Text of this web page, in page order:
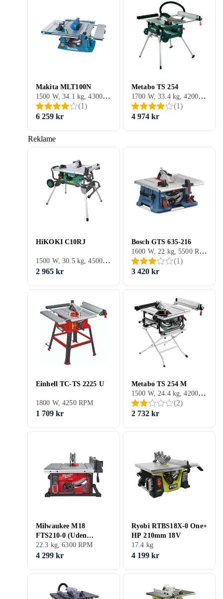
Reklame
Makita MLT100N
1500 W, 34.1 kg, 4300 RPM
(1)
6 259 kr
Metabo TS 254
1700 W, 33.4 kg, 4200 RPM
(1)
4 974 kr
HiKOKI C10RJ
1500 W, 30.5 kg, 4500 RPM
2 965 kr
Bosch GTS 635-216
1600 W, 22 kg, 5500 RPM
(1)
3 420 kr
Einhell TC-TS 2225 U
1800 W, 4250 RPM
1 709 kr
Metabo TS 254 M
1500 W, 24.4 kg, 4200 RPM
(2)
2 732 kr
Milwaukee M18
FTS210-0 (Uden
Batteri)
22.3 kg, 6300 RPM
4 299 kr
Ryobi RTBS18X-0 One+
HP 210mm 18V
17.4 kg
4 199 kr